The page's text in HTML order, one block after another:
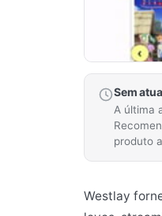
Sem
A última
produto
Westlay